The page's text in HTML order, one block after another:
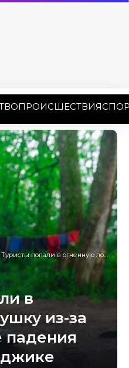
ПРОИСШЕСТВИЯ
Туристы попали в огненную ловушку из-за пожара после падения БПЛА в Геленджике
в
из-за
падения